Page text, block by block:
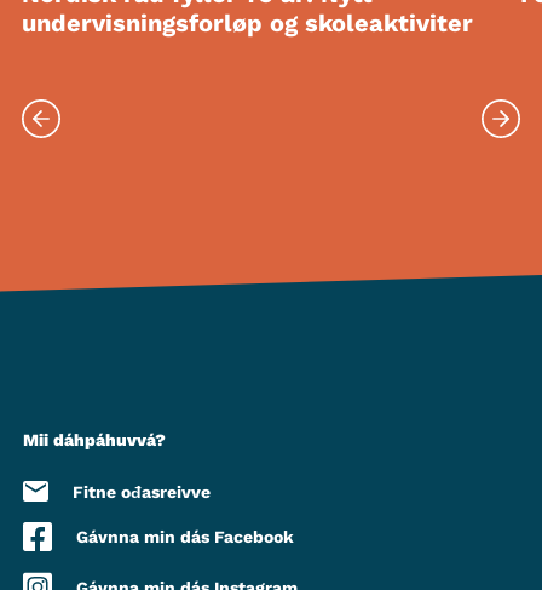
undervisningsforløp og skoleaktiviter
Mii dáhpáhuvvá?
Fitne ođasreivve
Gávnna min dás Facebook